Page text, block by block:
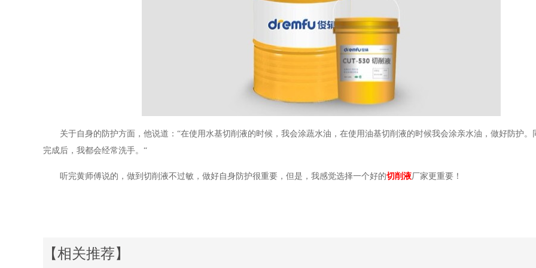
关于自身的防护方面，他说道：“在使用水基切削液的时候，我会涂蔬水油，在使用油基切削液的时候我会涂亲水油，做好防护。
完成后，我都会经常洗手。“
听完黄师傅说的，做到切削液不过敏，做好自身防护很重要，但是，我感觉选择一个好的切削液厂家更重要！
【相关推荐】